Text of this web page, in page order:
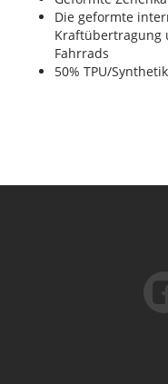
Die geformte
Kraftübertragung
Fahrrads
50% TPU/